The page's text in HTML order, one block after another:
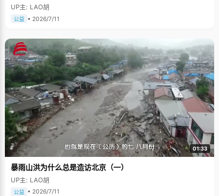
UP主: LAO胡
公益 • 2026/7/11
01:33
暴雨山洪为什么总是造访北京（一）
UP主: LAO胡
公益 • 2026/7/11